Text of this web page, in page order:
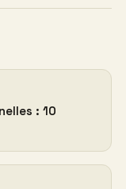
: 10